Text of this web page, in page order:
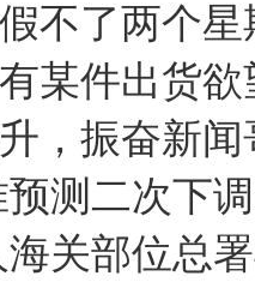
不了两个
某件出货
，振奋新
测二次下
关部位总